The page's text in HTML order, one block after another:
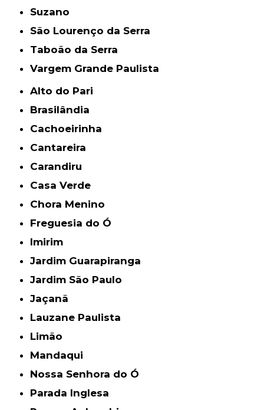
Suzano
São Lourenço da Serra
Taboão da Serra
Vargem Grande Paulista
Alto do Pari
Brasilândia
Cachoeirinha
Cantareira
Carandiru
Casa Verde
Chora Menino
Freguesia do Ó
Imirim
Jardim Guarapiranga
Jardim São Paulo
Jaçanã
Lauzane Paulista
Limão
Mandaqui
Nossa Senhora do Ó
Parada Inglesa